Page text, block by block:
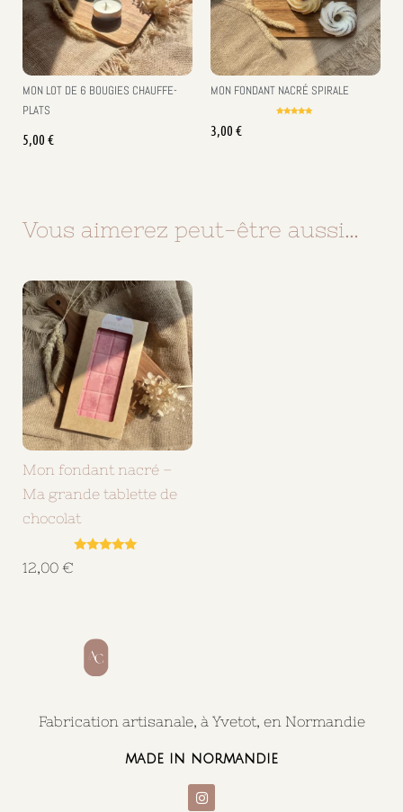
MON LOT DE 6 BOUGIES CHAUFFE-
PLATS
5,00 €
MON FONDANT NACRÉ SPIRALE
3,00 €
Vous aimerez peut-être aussi…
Mon fondant nacré –
Ma grande tablette de
chocolat
12,00 €
Fabrication artisanale, à Yvetot, en Normandie
made in normandie